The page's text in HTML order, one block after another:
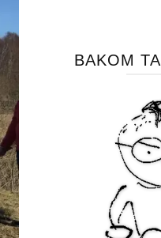
BAKOM